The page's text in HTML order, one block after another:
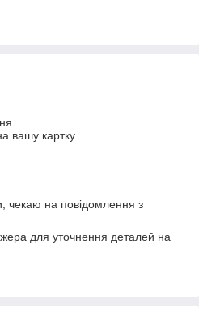
вашу картку
чекаю на повідомлення з
для уточнення деталей на